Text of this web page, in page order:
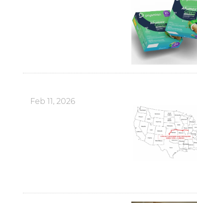
Feb 11, 2026